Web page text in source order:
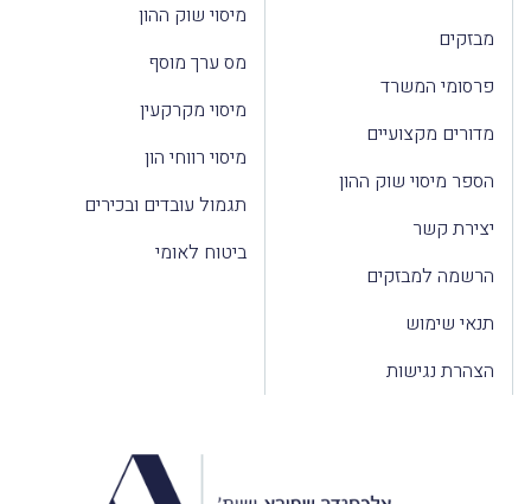
מבזקים
פרסומי המשרד
מדורים מקצועיים
הספר מיסוי שוק ההון
יצירת קשר
הרשמה למבזקים
תנאי שימוש
הצהרת נגישות
מיסוי שוק ההון
מס ערך מוסף
מיסוי מקרקעין
מיסוי רווחי הון
תגמול עובדים ובכירים
ביטוח לאומי